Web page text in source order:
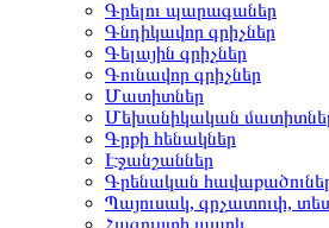
Գրելու պարագաներ
Գնդիկավոր գրիչներ
Գելային գրիչներ
Գունավոր գրիչներ
Մատիտներ
Մեխանիկական
Գրքի հենակներ
Էջանշաններ
Գրենական
Պայուսակ, գրչատուփ,
Հագուստի պարկ